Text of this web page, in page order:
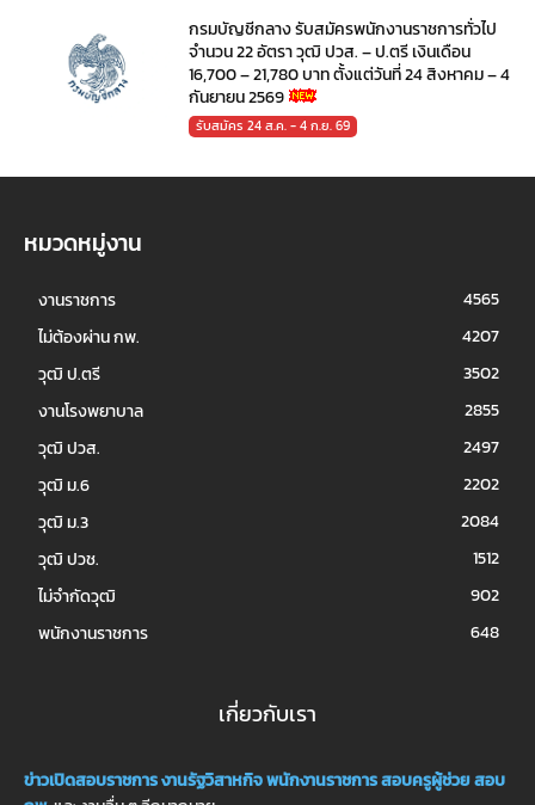
กรมบัญชีกลาง รับสมัครพนักงานราชการทั่วไป
จำนวน 22 อัตรา วุฒิ ปวส. – ป.ตรี เงินเดือน
16,700 – 21,780 บาท ตั้งแต่วันที่ 24 สิงหาคม – 4
กันยายน 2569
รับสมัคร 24 ส.ค. - 4 ก.ย. 69
หมวดหมู่งาน
งานราชการ
4565
ไม่ต้องผ่าน กพ.
4207
วุฒิ ป.ตรี
3502
งานโรงพยาบาล
2855
วุฒิ ปวส.
2497
วุฒิ ม.6
2202
วุฒิ ม.3
2084
วุฒิ ปวช.
1512
ไม่จำกัดวุฒิ
902
พนักงานราชการ
648
เกี่ยวกับเรา
ข่าวเปิดสอบราชการงานรัฐวิสาหกิจพนักงานราชการสอบครูผู้ช่วยสอบ